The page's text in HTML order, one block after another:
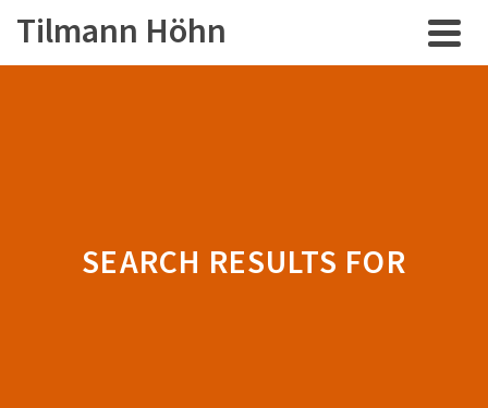
Tilmann Höhn
SEARCH RESULTS FOR